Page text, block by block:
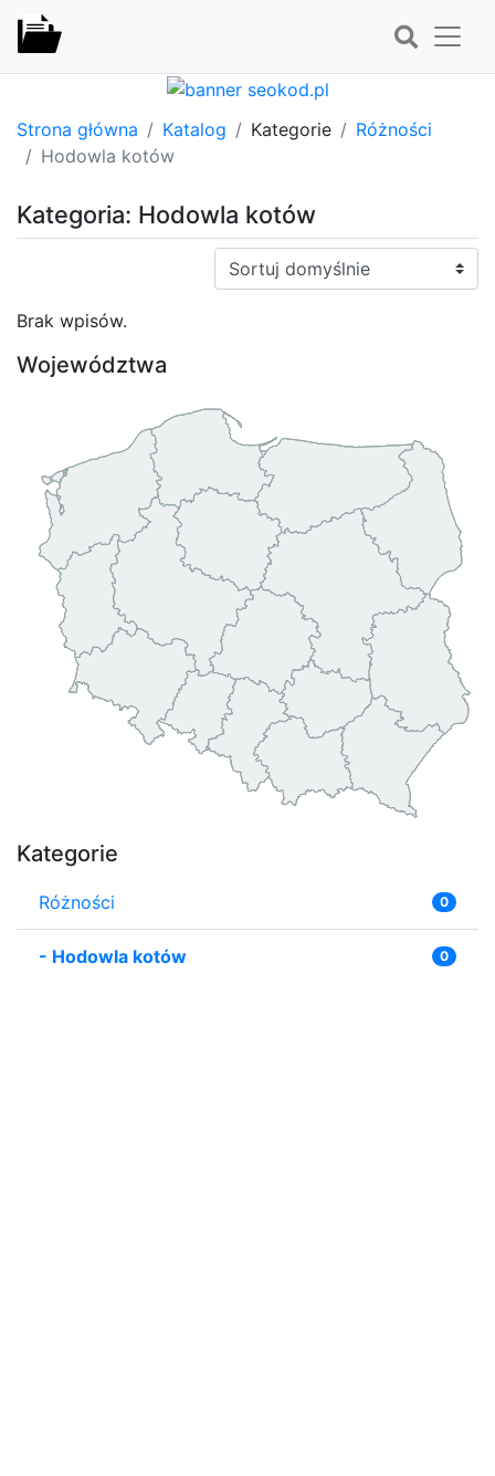
Strona główna Katalog Kategorie
Różności
Hodowla kotów
Kategoria: Hodowla kotów
Sortuj:
Brak wpisów.
Województwa
Kategorie
Różności 0
- Hodowla kotów 0